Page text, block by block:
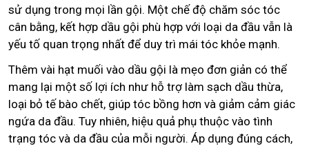
sử dụng trong mọi lần gội. Một chế độ chăm sóc tóc
cân bằng, kết hợp dầu gội phù hợp với loại da đầu vẫn là
yếu tố quan trọng nhất để duy trì mái tóc khỏe mạnh.
Thêm vài hạt muối vào dầu gội là mẹo đơn giản có thể
mang lại một số lợi ích như hỗ trợ làm sạch dầu thừa,
loại bỏ tế bào chết, giúp tóc bồng hơn và giảm cảm giác
ngứa da đầu. Tuy nhiên, hiệu quả phụ thuộc vào tình
trạng tóc và da đầu của mỗi người. Áp dụng đúng cách,